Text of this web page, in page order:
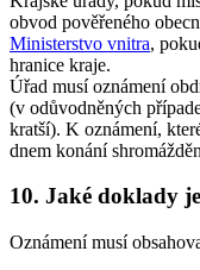
obvod pověřeného
Ministerstvo vnitra,
hranice kraje.
Úřad musí oznámení
(v odůvodněných
kratší). K oznámení,
dnem konání
10. Jaké doklady
Oznámení musí